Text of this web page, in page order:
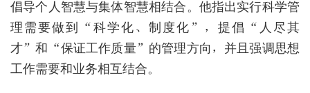
倡导个人智慧与集体智慧相结合。他指出实行科学管
理需要做到“科学化、制度化”，提倡“人尽其
才”和“保证工作质量”的管理方向，并且强调思想
工作需要和业务相互结合。